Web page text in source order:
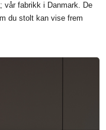
vår fabrikk i Danmark. De
du stolt kan vise frem